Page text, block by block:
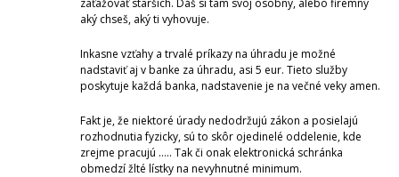
aký chseš, aký ti vyhovuje.
Inkasne vzťahy a trvalé príkazy na úhradu je možné
nadstaviť aj v banke za úhradu, asi 5 eur. Tieto služby
poskytuje každá banka, nadstavenie je na večné veky amen.
Fakt je, že niektoré úrady nedodržujú zákon a posielajú
rozhodnutia fyzicky, sú to skôr ojedinelé oddelenie, kde
zrejme pracujú ….. Tak či onak elektronická schránka
obmedzí žlté lístky na nevyhnutné minimum.